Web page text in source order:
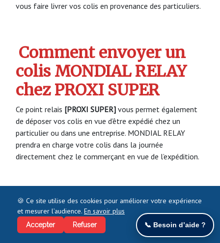
vous faire livrer vos colis en provenance des particuliers.
Comment envoyer un
colis MONDIAL RELAY
chez PROXI SUPER
Ce point relais [PROXI SUPER] vous permet également
de déposer vos colis en vue d’être expédié chez un
particulier ou dans une entreprise. MONDIAL RELAY
prendra en charge votre colis dans la journée
directement chez le commerçant en vue de l’expédition.
Comment faire le retour
d’un colis chez PROXI
🍪 Ce site utilise des cookies pour améliorer votre expérience
et mesurer l’audience. En savoir plus
Accepter Refuser 📞 Besoin d’aide ?